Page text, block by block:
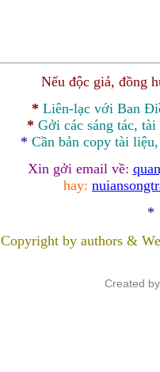
Nếu độc giả, đồng
* Liên-lạc với Ban
* Gởi các sáng tác,
* Cần bản copy tài
Xin gởi email về:
hay:
*
Copyright by authors &
Created